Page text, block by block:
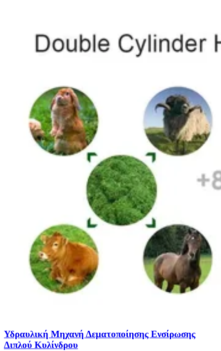
Υδραυλική Μηχανή Δεματοποίησης Ενσίρωσης
Διπλού Κυλίνδρου